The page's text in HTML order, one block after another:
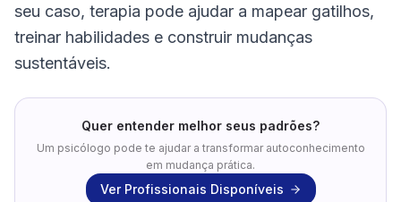
seu caso, terapia pode ajudar a mapear gatilhos,
treinar habilidades e construir mudanças
sustentáveis.
Quer entender melhor seus padrões?
Um psicólogo pode te ajudar a transformar autoconhecimento
em mudança prática.
Ver Profissionais Disponíveis